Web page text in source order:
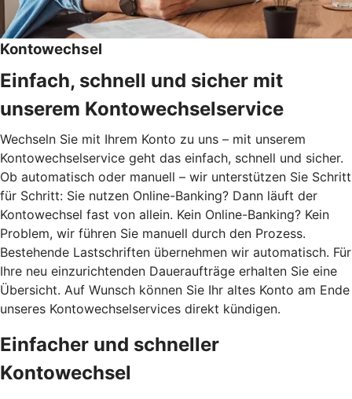
Kontowechsel
Einfach, schnell und sicher mit
unserem Kontowechselservice
Wechseln Sie mit Ihrem Konto zu uns – mit unserem
Kontowechselservice geht das einfach, schnell und sicher.
Ob automatisch oder manuell – wir unterstützen Sie Schritt
für Schritt: Sie nutzen Online-Banking? Dann läuft der
Kontowechsel fast von allein. Kein Online-Banking? Kein
Problem, wir führen Sie manuell durch den Prozess.
Bestehende Lastschriften übernehmen wir automatisch. Für
Ihre neu einzurichtenden Daueraufträge erhalten Sie eine
Übersicht. Auf Wunsch können Sie Ihr altes Konto am Ende
unseres Kontowechselservices direkt kündigen.
Einfacher und schneller
Kontowechsel